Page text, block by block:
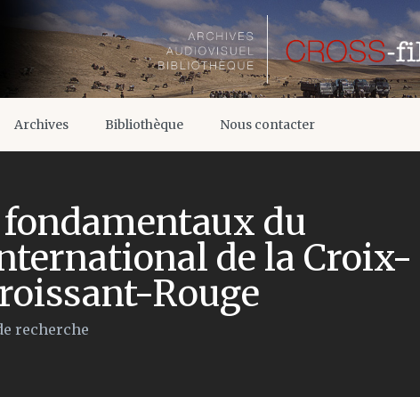
Archives Bibliothèque Nous contacter
du
de la Croix-
Rouge
recherche